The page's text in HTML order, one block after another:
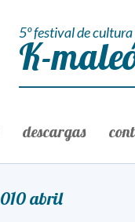
5º festival de
K-
descargas
abril